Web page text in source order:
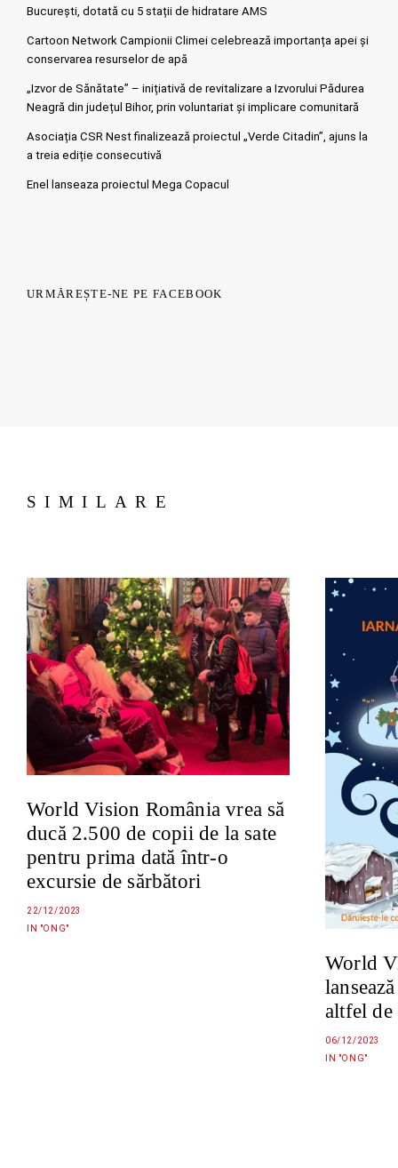
București, dotată cu 5 stații de hidratare AMS
Cartoon Network Campionii Climei celebrează importanța apei și
conservarea resurselor de apă
„Izvor de Sănătate” – inițiativă de revitalizare a Izvorului Pădurea
Neagră din județul Bihor, prin voluntariat și implicare comunitară
Asociația CSR Nest finalizează proiectul „Verde Citadin”, ajuns la
a treia ediție consecutivă
Enel lanseaza proiectul Mega Copacul
URMĂREȘTE-NE PE FACEBOOK
SIMILARE
World Vision România vrea să
ducă 2.500 de copii de la sate
pentru prima dată într-o
excursie de sărbători
22/12/2023
IN "ONG"
World
altfel de
06/12/2023
IN "ONG"